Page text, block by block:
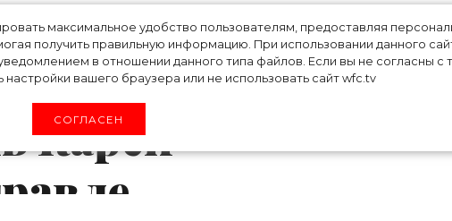
максимальное удобство пользователям, предоставляя
получить правильную информацию. При использовании данного
в отношении данного типа файлов. Если вы не согласны с
вашего браузера или не использовать сайт wfc.tv
СОГЛАСЕН
с
показов
Карен